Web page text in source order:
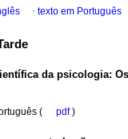
· texto em Português
da psicologia:
( pdf)